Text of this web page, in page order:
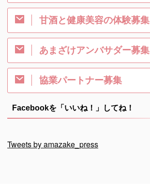
甘酒と健康美容の体験募集
あまざけアンバサダー募集
協業パートナー募集
Facebookを「いいね！」してね！
Tweets by amazake_press